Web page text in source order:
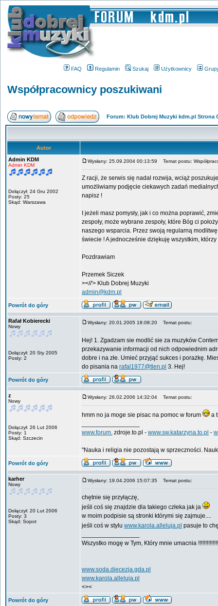
FAQ Regulamin Szukaj Użytkownicy
Współpracownicy poszukiwani
Forum: Klub Dobrej Muzyki kdm.pl Strona
Autor
Admin KDM
Admin KDM
Dołączył: 24 Gru 2002
Posty: 25
Skąd: Warszawa
Wysłany: 25.09.2004 00:13:59 Temat postu:
Z racji, że serwis się nadal rozwija, wciąż
umożliwiamy podjęcie ciekawych zadań
napisz !
I jeżeli masz pomysły, jak i co można poprawić,
zespoły, może wybrane zespoły, które Bóg ci
naszego wsparcia. Przez swoją regularną
świecie ! A jednocześnie dziękuję wszystkim,
Pozdrawiam
Przemek Siczek
><//'> Klub Dobrej Muzyki
admin@kdm.pl
Powrót do góry
Rafał Kobierecki
Nowy
Dołączył: 20 Sty 2005
Posty: 2
Wysłany: 20.01.2005 18:08:20 Temat postu:
Hej! 1. Zgadzam sie modlić sie za muzyków
przekazywanie informacji od nich odpowiednim
dobre i na złe. Umieć przyjąć sukces i porażkę.
do pisania na rafal1977@tlen.pl 3. Hej!
Powrót do góry
z
Nowy
Dołączył: 26 Lut 2006
Posty: 1
Skąd: Szczecin
Wysłany: 26.02.2006 14:32:04 Temat postu:
hmm no ja moge sie pisac na pomoc w forum
a
www.forum. zdroje.to.pl - www.sw.katarzyna.to.pl -
"Nauka i religia nie pozostają w sprzeczności.
Powrót do góry
karher
Nowy
Dołączył: 20 Lut 2006
Posty: 3
Skąd: Sopot
Wysłany: 19.04.2006 15:07:35 Temat postu:
chętnie się przyłączę,
jeśli coś się znajdzie dla takiego człeka jak ja
w moim podpisie są stronki którymi się zajmuje....
jeśli coś w stylu www.karola.alleluja.pl pasuje to
Wszystko mogę w Tym, Który mnie umacnia
www.soda.diecezja.gda.pl
www.karola.alleluja.pl
<><
Powrót do góry